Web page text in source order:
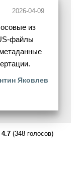
2026-04-09
из
файлы
Яковлев
4.7 (348 голосов)